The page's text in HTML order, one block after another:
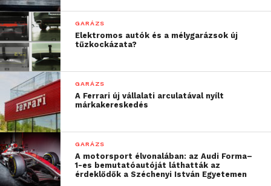
GARÁZS
Elektromos autók és a mélygarázsok új
tűzkockázata?
GARÁZS
A Ferrari új vállalati arculatával nyílt
márkakereskedés
GARÁZS
A motorsport élvonalában: az Audi Forma–
1-es bemutatóautóját láthatták az
érdeklődők a Széchenyi István Egyetemen